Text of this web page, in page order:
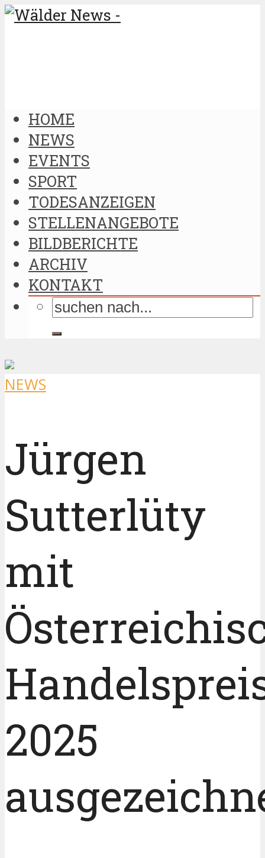
HOME
NEWS
EVENTS
SPORT
TODESANZEIGEN
STELLENANGEBOTE
BILDBERICHTE
ARCHIV
KONTAKT
NEWS
Jürgen
Sutterlüty
mit
2025